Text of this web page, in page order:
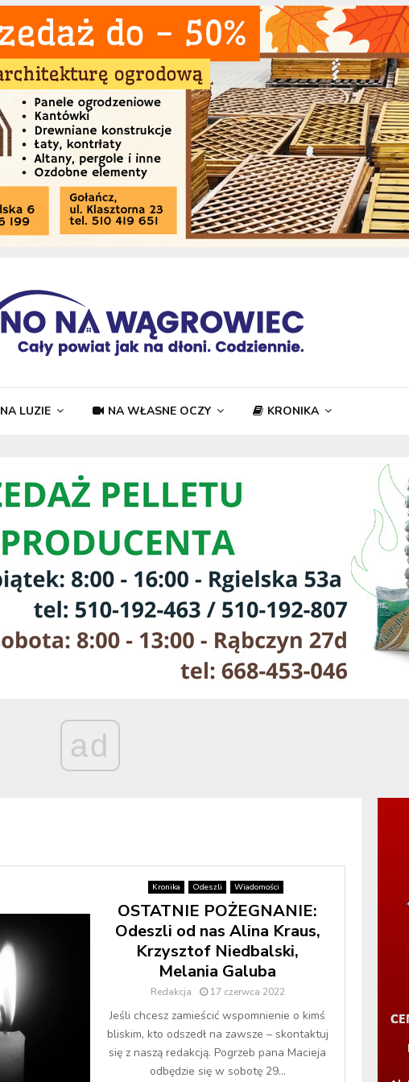
NA LUZIE NA WŁASNE OCZY KRONIKA
ad
Kronika Odeszli Wiadomości
OSTATNIE POŻEGNANIE:
Odeszli od nas Alina Kraus,
Krzysztof Niedbalski,
Melania Galuba
Redakcja 17 czerwca 2022
Jeśli chcesz zamieścić wspomnienie o kimś
bliskim, kto odszedł na zawsze – skontaktuj
się z naszą redakcją. Pogrzeb pana Macieja
odbędzie się w sobotę 29...